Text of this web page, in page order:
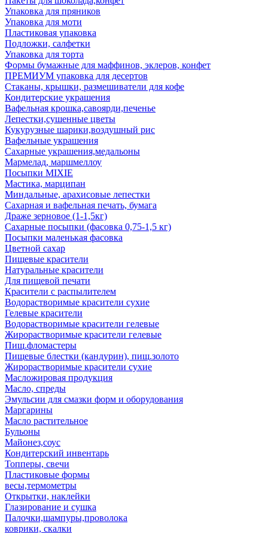
Упаковка для пряников
Упаковка для моти
Пластиковая упаковка
Подложки, салфетки
Упаковка для торта
Формы бумажные для маффинов, эклеров, конфет
ПРЕМИУМ упаковка для десертов
Стаканы, крышки, размешиватели для кофе
Кондитерские украшения
Вафельная крошка,савоярди,печенье
Лепестки,сушенные цветы
Кукурузные шарики,воздушный рис
Вафельные украшения
Сахарные украшения,медальоны
Мармелад, маршмеллоу
Посыпки MIXIE
Мастика, марципан
Миндальные, арахисовые лепестки
Сахарная и вафельная печать, бумага
Драже зерновое (1-1,5кг)
Сахарные посыпки (фасовка 0,75-1,5 кг)
Посыпки маленькая фасовка
Цветной сахар
Пищевые красители
Натуральные красители
Для пищевой печати
Красители с распылителем
Водорастворимые красители сухие
Гелевые красители
Водорастворимые красители гелевые
Жирорастворимые красители гелевые
Пищ.фломастеры
Пищевые блестки (кандурин), пищ.золото
Жирорастворимые красители сухие
Масложировая продукция
Масло, спреды
Эмульсии для смазки форм и оборудования
Маргарины
Масло растительное
Бульоны
Майонез,соус
Кондитерский инвентарь
Топперы, свечи
Пластиковые формы
весы,термометры
Открытки, наклейки
Глазирование и сушка
Палочки,шампуры,проволока
коврики, скалки